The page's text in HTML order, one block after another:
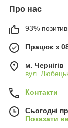
Про нас
93%
Працює з
м. Чернігів
вул.
Контакти
Сьогодні
Показати